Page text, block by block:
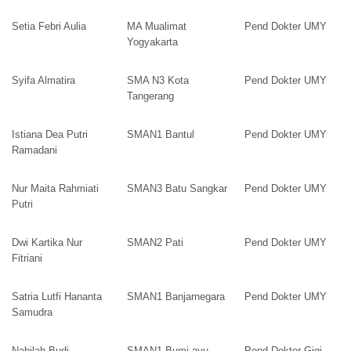
Setia Febri Aulia
MA Mualimat
Yogyakarta
Pend Dokter UMY
Syifa Almatira
SMA N3 Kota
Tangerang
Pend Dokter UMY
Istiana Dea Putri
Ramadani
SMAN1 Bantul Pend Dokter UMY
Nur Maita Rahmiati
Putri
SMAN3 Batu Sangkar Pend Dokter UMY
Dwi Kartika Nur
Fitriani
SMAN2 Pati Pend Dokter UMY
Satria Lutfi Hananta
Samudra
SMAN1 Banjarnegara Pend Dokter UMY